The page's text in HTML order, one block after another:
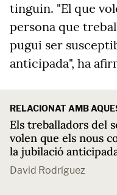
tinguin. "El que
persona que
pugui ser
anticipada", ha
RELACIONAT AMB
Els treballadors del
volen que els nous
la jubilació
David Rodríguez